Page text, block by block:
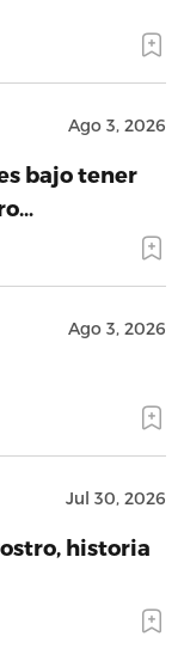
Ago 3, 2026
bajo tener
Ago 3, 2026
Jul 30, 2026
historia